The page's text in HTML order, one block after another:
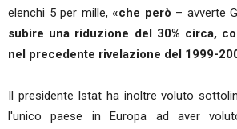
elenchi 5 per mille, «che però – avverte
subire una riduzione del 30% circa,
nel precedente rivelazione del 1999-
Il presidente Istat ha inoltre voluto
l'unico paese in Europa ad aver